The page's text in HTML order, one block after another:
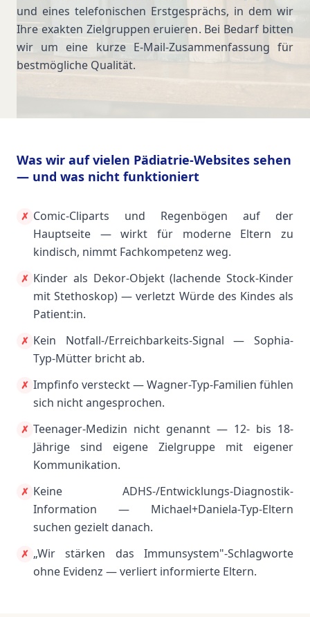
und eines telefonischen Erstgesprächs, in dem wir
Ihre exakten Zielgruppen eruieren. Bei Bedarf bitten
wir um eine kurze E-Mail-Zusammenfassung für
bestmögliche Qualität.
Was wir auf vielen Pädiatrie-Websites sehen
— und was nicht funktioniert
✗ Comic-Cliparts und Regenbögen auf der
Hauptseite — wirkt für moderne Eltern zu
kindisch, nimmt Fachkompetenz weg.
✗ Kinder als Dekor-Objekt (lachende Stock-Kinder
mit Stethoskop) — verletzt Würde des Kindes als
Patient:in.
✗ Kein Notfall-/Erreichbarkeits-Signal — Sophia-
Typ-Mütter bricht ab.
✗ Impfinfo versteckt — Wagner-Typ-Familien fühlen
sich nicht angesprochen.
✗ Teenager-Medizin nicht genannt — 12- bis 18-
Jährige sind eigene Zielgruppe mit eigener
Kommunikation.
✗ Keine ADHS-/Entwicklungs-Diagnostik-
Information — Michael+Daniela-Typ-Eltern
suchen gezielt danach.
✗ „Wir stärken das Immunsystem"-Schlagworte
ohne Evidenz — verliert informierte Eltern.